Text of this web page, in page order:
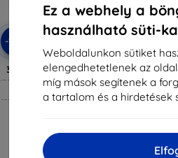
Ez a webhely a
használható süti-
Weboldalunkon sütiket
elengedhetetlenek az
míg mások segítenek a
a tartalom és a hirdetések
-10%
Kedvezmény
kuponnal
3mk Hammer védőfólia
Méretre készítve
6 291 Ft
Raktáron 4 darab
3MK